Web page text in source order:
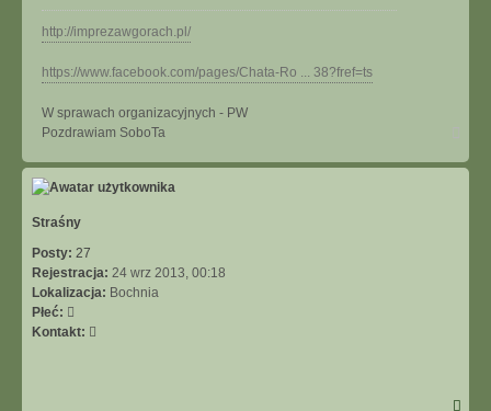
http://imprezawgorach.pl/
https://www.facebook.com/pages/Chata-Ro ... 38?fref=ts
W sprawach organizacyjnych - PW
Pozdrawiam SoboTa
Straśny
Posty: 27
Rejestracja: 24 wrz 2013, 00:18
Lokalizacja: Bochnia
Płeć:
Kontakt: